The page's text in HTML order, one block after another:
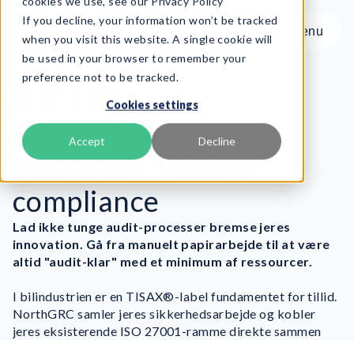
If you decline, your information won’t be tracked
when you visit this website. A single cookie will
be used in your browser to remember your
preference not to be tracked.
Cookies settings
Accept Decline
Menu
Menu
Produkt
Services
Ressourcer
Om os
Book Demo
Sikr dine
bilindustrikontrakter
med enkel TISAX®-
compliance
Lad ikke tunge audit-processer bremse jeres
innovation. Gå fra manuelt papirarbejde til at være
altid "audit-klar" med et minimum af ressourcer.
I bilindustrien er en TISAX®-label fundamentet for tillid.
NorthGRC samler jeres sikkerhedsarbejde og kobler
jeres eksisterende ISO 27001-ramme direkte sammen